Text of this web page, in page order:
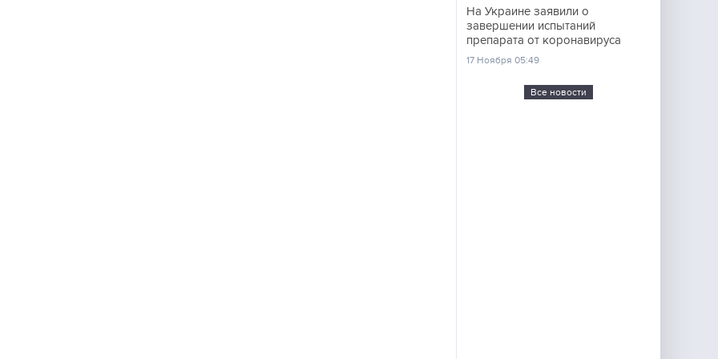
На Украине заявили о
завершении испытаний
препарата от коронавируса
17 Ноября 05:49
Все новости